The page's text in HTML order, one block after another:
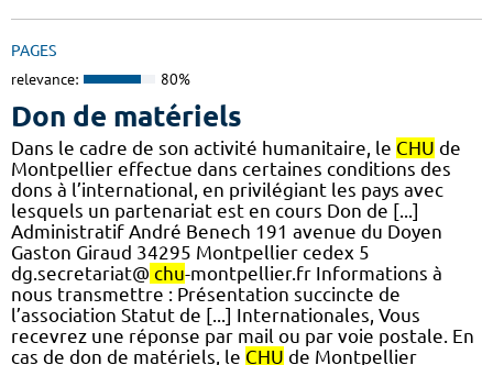
PAGES
relevance: 80%
Don de matériels
Dans le cadre de son activité humanitaire, le CHU de
Montpellier effectue dans certaines conditions des
dons à l’international, en privilégiant les pays avec
lesquels un partenariat est en cours Don de [...]
Administratif André Benech 191 avenue du Doyen
Gaston Giraud 34295 Montpellier cedex 5
dg.secretariat@ chu-montpellier.fr Informations à
nous transmettre : Présentation succincte de
l’association Statut de [...] Internationales, Vous
recevrez une réponse par mail ou par voie postale. En
cas de don de matériels, le CHU de Montpellier